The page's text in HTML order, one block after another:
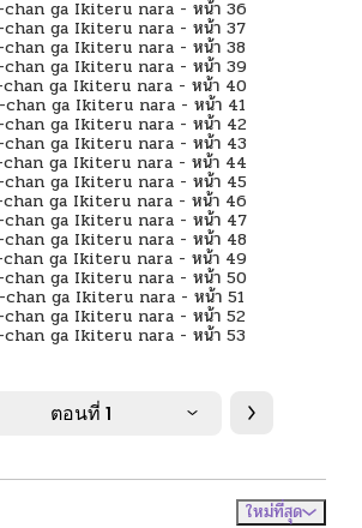
ตอนที่ 1
ใหม่ที่สุด